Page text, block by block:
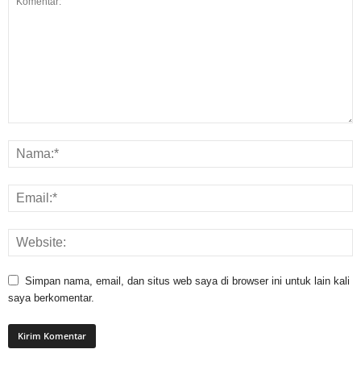
Simpan nama, email, dan situs web saya di browser ini untuk lain kali
saya berkomentar.